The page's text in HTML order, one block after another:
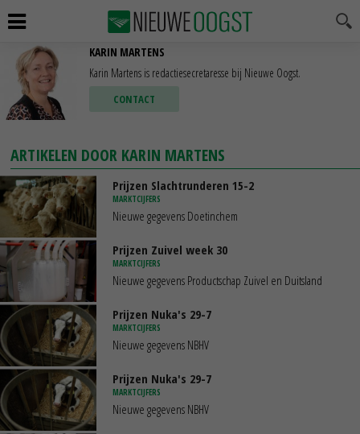
KARIN MARTENS
Karin Martens is redactiesecretaresse bij Nieuwe Oogst.
CONTACT
ARTIKELEN DOOR KARIN MARTENS
Prijzen Slachtrunderen 15-2
MARKTCIJFERS
Nieuwe gegevens Doetinchem
Prijzen Zuivel week 30
MARKTCIJFERS
Nieuwe gegevens Productschap Zuivel en Duitsland
Prijzen Nuka's 29-7
MARKTCIJFERS
Nieuwe gegevens NBHV
Prijzen Nuka's 29-7
MARKTCIJFERS
Nieuwe gegevens NBHV